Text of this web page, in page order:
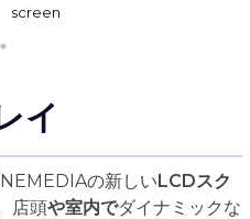
イ
の新しいLCDスク
店頭や室内でダイナミックな